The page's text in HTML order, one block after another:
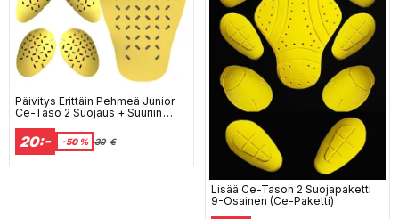
Päivitys Erittäin Pehmeä Junior
Ce-Taso 2 Suojaus + Suuriin
Level-2
20:- -50 % 39 €
Lisää Ce-Tason 2 Suojapaketti
9-Osainen (Ce-Paketti)